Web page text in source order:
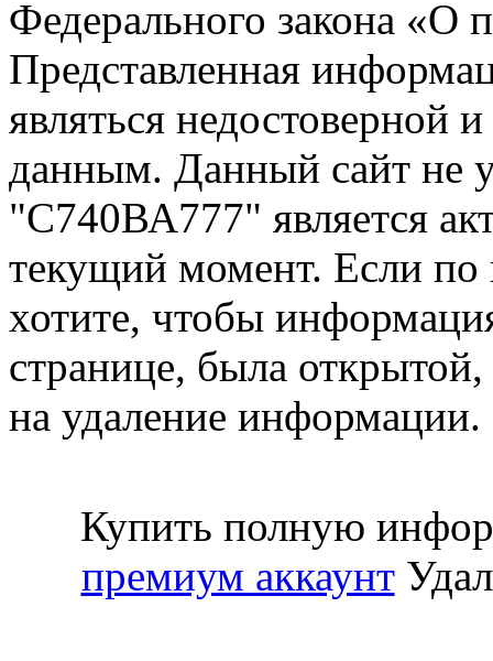
Федерального закона «О
Представленная
являться недостоверной
данным. Данный сайт не
"С740ВА777" является
текущий момент. Если
хотите, чтобы
странице, была открытой,
на удаление информации.
Купить полную
премиум аккаунт